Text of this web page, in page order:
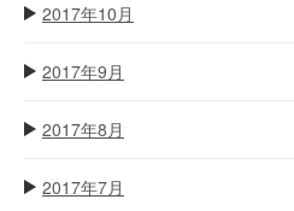
2017年10月
2017年9月
2017年8月
2017年7月